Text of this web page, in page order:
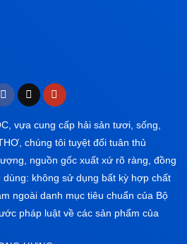
vựa cung cấp hải sản tươi, sống,
chúng tôi tuyệt đối tuân thủ
nguồn gốc xuất xứ rõ ràng, đồng
không sử dụng bất kỳ hợp chất
ngoài danh mục tiêu chuẩn của Bộ
pháp luật về các sản phẩm của